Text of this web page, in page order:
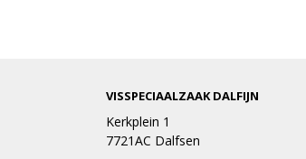
VISSPECIAALZAAK DALFIJN
Kerkplein 1
7721AC Dalfsen